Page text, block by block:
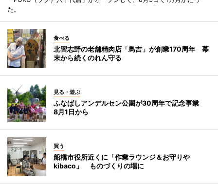
た。
食べる
北習志野の老舗精肉店「鳥吉」が創業170周年 幕
末から続くのれん守る
見る・遊ぶ
ふなばしアンデルセン公園が30周年で記念事業
8月1日から
買う
船橋市役所近くに「作業ラウンジ＆お守りや
kibaco」 ものづくりの場に